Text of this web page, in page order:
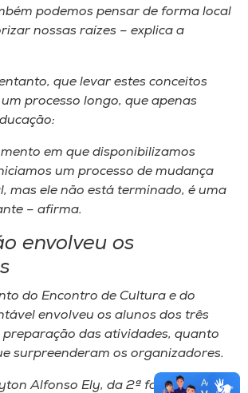
podemos pensar de forma local
nossas raízes – explica a
que levar estes conceitos
processo longo, que apenas
em que disponibilizamos
um processo de mudança
mas ele não está terminado, é uma
– afirma.
envolveu os
do Encontro de Cultura e do
envolveu os alunos dos três
das atividades, quanto
surpreenderam os organizadores.
Alfonso Ely, da 2ª fase de